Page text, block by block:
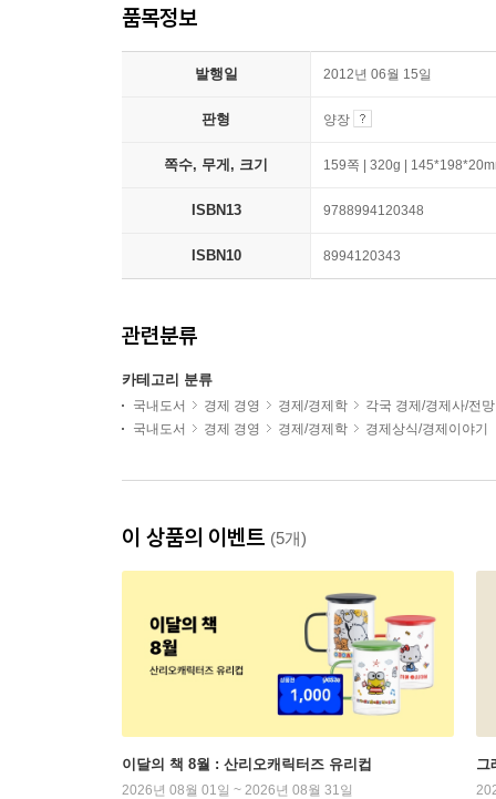
품목정보
발행일 2012년 06월 15일
판형 양장
쪽수, 무게, 크기 159쪽 | 320g |
ISBN13 9788994120348
ISBN10 8994120343
관련분류
카테고리 분류
국내도서 경제 경영 경제/경제학
각국 경제/경제사/전망
국내도서
경제 경영 경제/경제학 경제상식/경제이야기
이 상품의 이벤트 (5개)
이달의 책 8월 : 산리오캐릭터즈 유리컵
2026년 08월 01일 ~ 2026년 08월 31일
그